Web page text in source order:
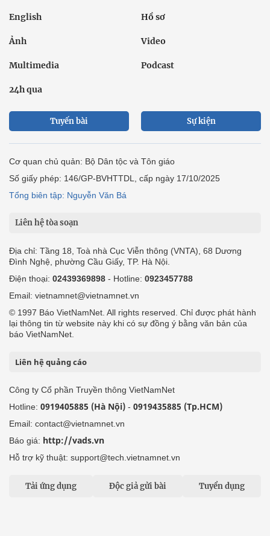
English Hồ sơ
Ảnh Video
Multimedia Podcast
24h qua
Tuyến bài Sự kiện
Cơ quan chủ quản: Bộ Dân tộc và Tôn giáo
Số giấy phép: 146/GP-BVHTTDL, cấp ngày 17/10/2025
Tổng biên tập: Nguyễn Văn Bá
Liên hệ tòa soạn
Địa chỉ: Tầng 18, Toà nhà Cục Viễn thông (VNTA), 68 Dương
Đình Nghệ, phường Cầu Giấy, TP. Hà Nội.
Điện thoại: 02439369898 - Hotline: 0923457788
Email: vietnamnet@vietnamnet.vn
© 1997 Báo VietNamNet. All rights reserved. Chỉ được phát hành
lại thông tin từ website này khi có sự đồng ý bằng văn bản của
báo VietNamNet.
Liên hệ quảng cáo
Công ty Cổ phần Truyền thông VietNamNet
Hotline: 0919405885 (Hà Nội) - 0919435885 (Tp.HCM)
Email: contact@vietnamnet.vn
Báo giá: http://vads.vn
Hỗ trợ kỹ thuật: support@tech.vietnamnet.vn
Tải ứng dụng Độc giả gửi bài Tuyển dụng